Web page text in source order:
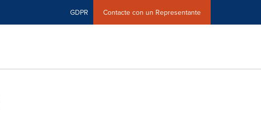
GDPR Contacte con un Representante